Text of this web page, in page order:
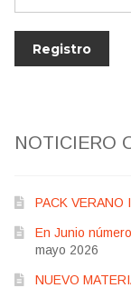
NOTICIERO
PACK VERANO
En Junio
mayo 2026
NUEVO